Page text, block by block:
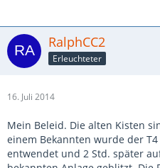
RalphCC2
Erleuchteter
16. Juli 2014
Mein Beleid. Die alten Kisten
einem Bekannten wurde der
entwendet und 2 Std. später